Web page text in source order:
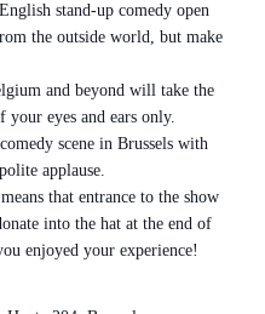
stand-up comedy open
the outside world, but make
and beyond will take the
eyes and ears only.
scene in Brussels with
applause.
that entrance to the show
into the hat at the end of
enjoyed your experience!